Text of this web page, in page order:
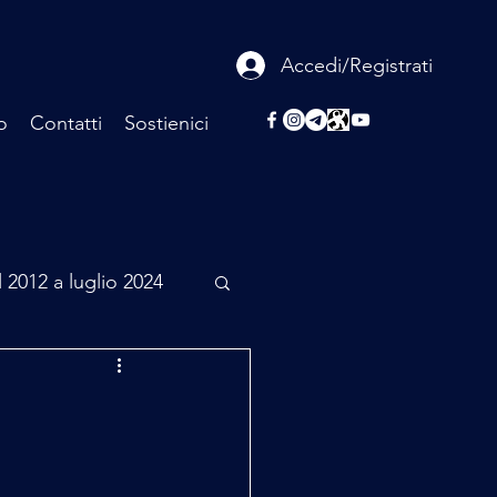
Accedi/Registrati
Contatti Sostienici
a luglio 2024